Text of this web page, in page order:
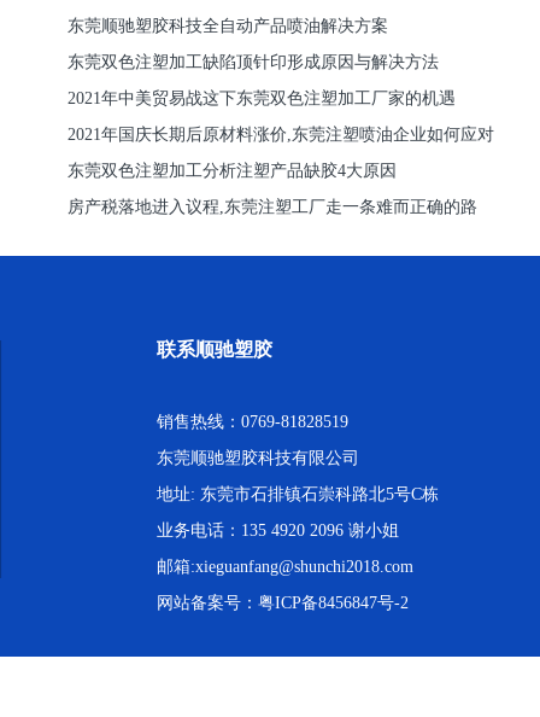
东莞顺驰塑胶科技全自动产品喷油解决方案
东莞双色注塑加工缺陷顶针印形成原因与解决方法
2021年中美贸易战这下东莞双色注塑加工厂家的机遇
2021年国庆长期后原材料涨价,东莞注塑喷油企业如何应对
东莞双色注塑加工分析注塑产品缺胶4大原因
房产税落地进入议程,东莞注塑工厂走一条难而正确的路
联系顺驰塑胶
销售热线：0769-81828519
东莞顺驰塑胶科技有限公司
地址: 东莞市石排镇石崇科路北5号C栋
业务电话：135 4920 2096 谢小姐
邮箱:xieguanfang@shunchi2018.com
网站备案号： 粤ICP备8456847号-2